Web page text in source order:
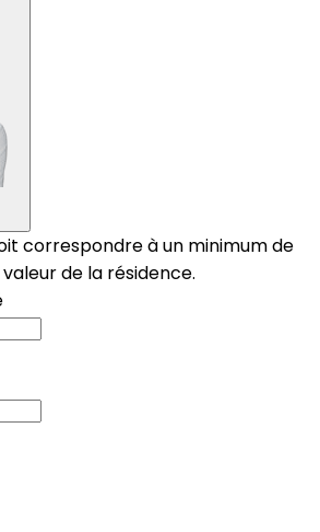
correspondre à un minimum de
de la résidence.